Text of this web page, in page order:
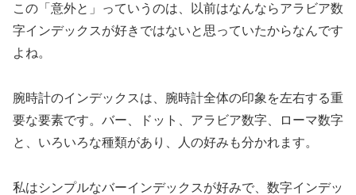
この「意外と」っていうのは、以前はなんならアラビア数
字インデックスが好きではないと思っていたからなんです
よね。
腕時計のインデックスは、腕時計全体の印象を左右する重
要な要素です。バー、ドット、アラビア数字、ローマ数字
と、いろいろな種類があり、人の好みも分かれます。
私はシンプルなバーインデックスが好みで、数字インデッ